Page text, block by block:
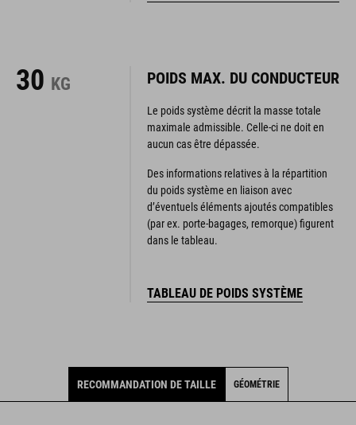
30 KG POIDS MAX. DU CONDUCTEUR
Le poids système décrit la masse totale
maximale admissible. Celle-ci ne doit en
aucun cas être dépassée.
Des informations relatives à la répartition
du poids système en liaison avec
d’éventuels éléments ajoutés compatibles
(par ex. porte-bagages, remorque) figurent
dans le tableau.
TABLEAU DE POIDS SYSTÈME
RECOMMANDATION DE TAILLE GÉOMÉTRIE